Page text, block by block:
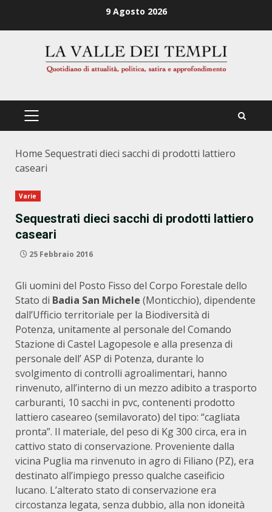
9 Agosto 2026
PRIMÄRES
Home Sequestrati dieci sacchi di prodotti lattiero
caseari
Varie
Sequestrati dieci sacchi di prodotti lattiero
caseari
25 Febbraio 2016
Gli uomini del Posto Fisso del Corpo Forestale dello
Stato di Badia San Michele (Monticchio), dipendente
dall’Ufficio territoriale per la Biodiversità di
Potenza, unitamente al personale del Comando
Stazione di Castel Lagopesole e alla presenza di
personale dell’ ASP di Potenza, durante lo
svolgimento di controlli agroalimentari, hanno
rinvenuto, all’interno di un mezzo adibito a trasporto
carburanti, 10 sacchi in pvc, contenenti prodotto
lattiero caseareo (semilavorato) del tipo: “cagliata
pronta”. Il materiale, del peso di Kg 300 circa, era in
cattivo stato di conservazione. Proveniente dalla
vicina Puglia ma rinvenuto in agro di Filiano (PZ), era
destinato all’impiego presso qualche caseificio
lucano. L’alterato stato di conservazione era
circostanza legata, senza dubbio, alla non idoneità